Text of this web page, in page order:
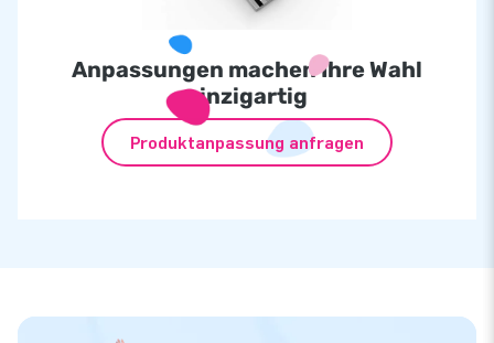
Anpassungen machen Ihre Wahl
einzigartig
Produktanpassung anfragen